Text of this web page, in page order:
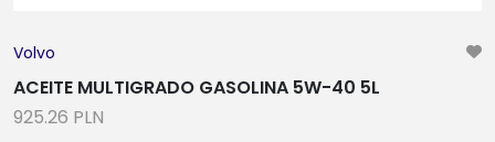
Volvo
ACEITE MULTIGRADO GASOLINA 5W-40 5L
925.26 PLN